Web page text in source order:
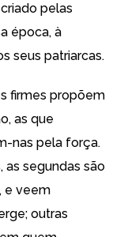
pelas
época, à
seus patriarcas.
firmes propõem
as que
nas pela força.
as segundas são
e veem
outras